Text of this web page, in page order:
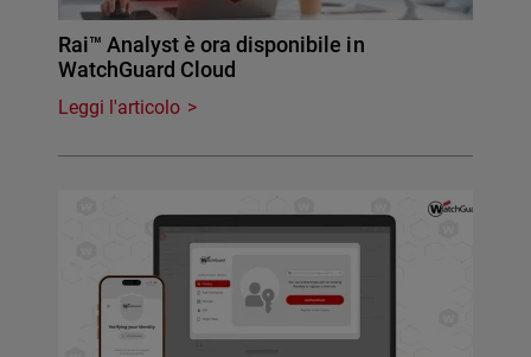
Rai™ Analyst è ora disponibile in
WatchGuard Cloud
Leggi l'articolo